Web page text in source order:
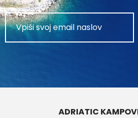
ADRIATIC